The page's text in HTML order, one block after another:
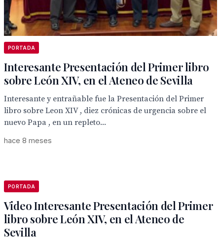
PORTADA
Interesante Presentación del Primer libro
sobre León XIV, en el Ateneo de Sevilla
Interesante y entrañable fue la Presentación del Primer
libro sobre Leon XIV , diez crónicas de urgencia sobre el
nuevo Papa , en un repleto...
hace 8 meses
PORTADA
Video Interesante Presentación del Primer
libro sobre León XIV, en el Ateneo de
Sevilla